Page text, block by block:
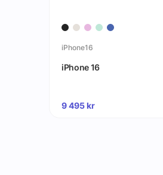
iPhone16
iPhone 16
9 495kr